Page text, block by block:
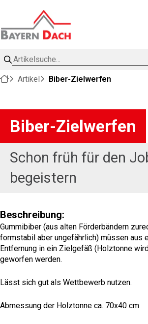
Artikelsuche
Artikel
Biber-Zielwerfen
Biber-Zielwerfen
Schon früh für den
begeistern
Beschreibung:
Gummibiber (aus alten Förderbändern
formstabil aber ungefährlich) müssen aus
Entfernung in ein Zielgefäß (Holztonne
geworfen werden.
Lässt sich gut als Wettbewerb nutzen.
Abmessung der Holztonne ca. 70x40 cm